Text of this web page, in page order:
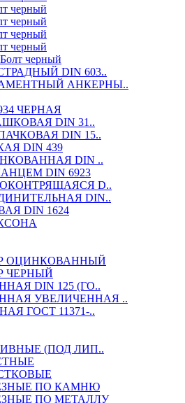
черный
черный
черный
черный
черный
DIN 603..
АНКЕРНЫ..
ЧЕРНАЯ
DIN 31..
DIN 15..
DIN 439
DIN ..
DIN 6923
D..
DIN..
DIN 1624
ОЦИНКОВАННЫЙ
ЧЕРНЫЙ
DIN 125 (ГО..
УВЕЛИЧЕННАЯ ..
ГОСТ 11371-..
(ПОД ЛИП..
ПО КАМНЮ
ПО МЕТАЛЛУ